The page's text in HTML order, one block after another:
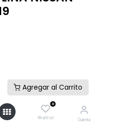
Agregar al Carrito
0
Wishlist Cuenta
Comprar ahora